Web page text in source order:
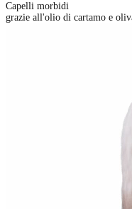
Capelli morbidi
grazie all'olio di cartamo e